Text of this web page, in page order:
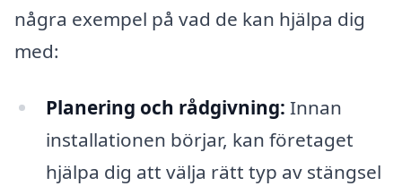
några exempel på vad de kan hjälpa dig
med:
Planering och rådgivning: Innan
installationen börjar, kan företaget
hjälpa dig att välja rätt typ av stängsel